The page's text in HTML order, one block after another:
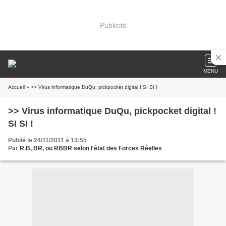
Publicité
MENU
Accueil » >> Virus informatique DuQu, pickpocket digital ! SI SI !
>> Virus informatique DuQu, pickpocket digital !
SI SI !
Publié le 24/11/2011 à 13:55
Par R.B, BR, ou RBBR selon l'état des Forces Réelles